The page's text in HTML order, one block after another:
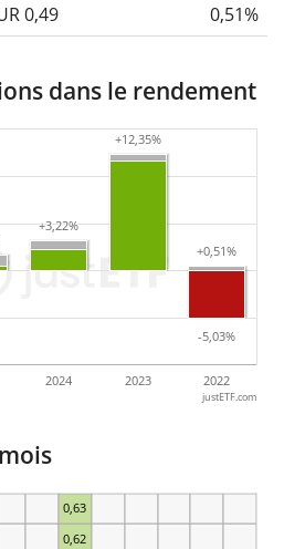
0,49 0,51%
dans le rendement
-5,03%
-5,03%
+3,22%
+3,22%
+12,35%
+12,35%
+0,51%
+0,51%
2024 2023 2022
justETF.com
0,62
0,63